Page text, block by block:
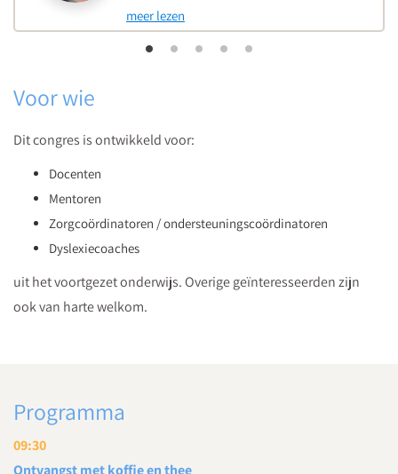
meer lezen
Voor wie
Dit congres is ontwikkeld voor:
Docenten
Mentoren
Zorgcoördinatoren / ondersteuningscoördinatoren
Dyslexiecoaches
uit het voortgezet onderwijs. Overige geïnteresseerden zijn
ook van harte welkom.
Programma
09:30
Ontvangst met koffie en thee